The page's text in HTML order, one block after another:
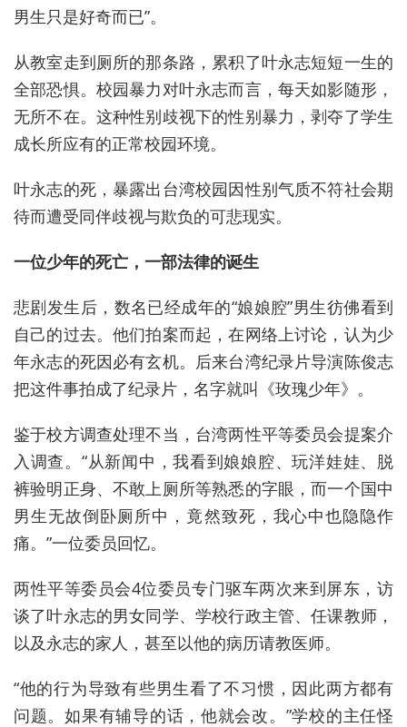
男生只是好奇而已”。
从教室走到厕所的那条路，累积了叶永志短短一生的
全部恐惧。校园暴力对叶永志而言，每天如影随形，
无所不在。这种性别歧视下的性别暴力，剥夺了学生
成长所应有的正常校园环境。
叶永志的死，暴露出台湾校园因性别气质不符社会期
待而遭受同伴歧视与欺负的可悲现实。
一位少年的死亡，一部法律的诞生
悲剧发生后，数名已经成年的“娘娘腔”男生彷佛看到
自己的过去。他们拍案而起，在网络上讨论，认为少
年永志的死因必有玄机。后来台湾纪录片导演陈俊志
把这件事拍成了纪录片，名字就叫《玫瑰少年》。
鉴于校方调查处理不当，台湾两性平等委员会提案介
入调查。“从新闻中，我看到娘娘腔、玩洋娃娃、脱
裤验明正身、不敢上厕所等熟悉的字眼，而一个国中
男生无故倒卧厕所中，竟然致死，我心中也隐隐作
痛。”一位委员回忆。
两性平等委员会4位委员专门驱车两次来到屏东，访
谈了叶永志的男女同学、学校行政主管、任课教师，
以及永志的家人，甚至以他的病历请教医师。
“他的行为导致有些男生看了不习惯，因此两方都有
问题。如果有辅导的话，他就会改。”学校的主任怪